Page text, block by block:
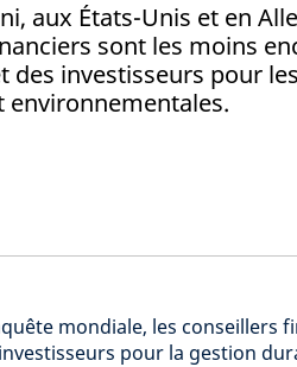
aux États-Unis et en
sont les moins
des investisseurs pour les
environnementales.
mondiale, les conseillers
pour la gestion